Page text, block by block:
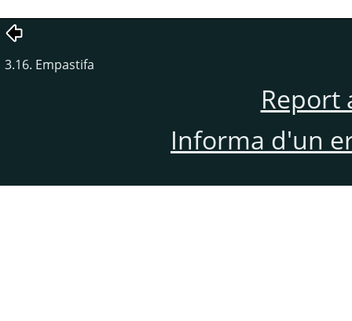
3.16. Empastifa
Report
Informa d'un